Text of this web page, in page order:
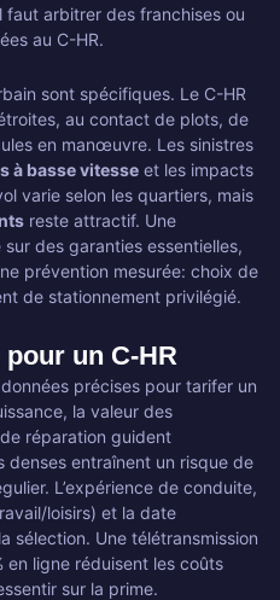
faut arbitrer des franchises ou
au C-HR.
sont spécifiques. Le C-HR
au contact de plots, de
en manœuvre. Les sinistres
à basse vitesse et les impacts
varie selon les quartiers, mais
reste attractif. Une
des garanties essentielles,
prévention mesurée: choix de
de stationnement privilégié.
un C-HR
précises pour tarifer un
la valeur des
réparation guident
denses entraînent un risque de
L’expérience de conduite,
loisirs) et la date
sélection. Une télétransmission
ligne réduisent les coûts
sur la prime.